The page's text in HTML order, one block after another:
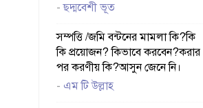
-ছদ্মবেশী ভূত
সম্পত্তি /জমি বন্টনের মামলা কি?কি
কি প্রয়োজন? কিভাবে করবেন?করার
পর করণীয় কি?আসুন জেনে নি।
- এম টি উল্লাহ